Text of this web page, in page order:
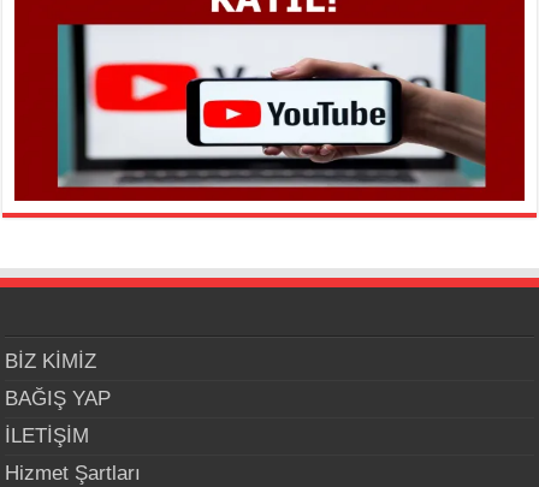
BİZ KİMİZ
BAĞIŞ YAP
İLETİŞİM
Hizmet Şartları